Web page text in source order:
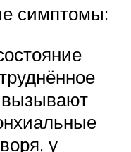
симптомы:
вызывают
у